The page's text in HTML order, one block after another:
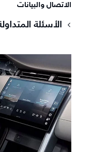
الاتصال والبيانات
الأسئلة